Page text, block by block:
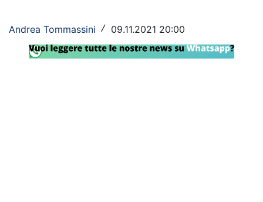
Rassegna Lazio
Social
Andrea Tommassini / 09.11.2021 20:00